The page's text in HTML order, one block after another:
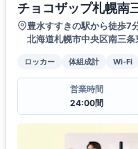
チョコザップ札幌南
豊水すすきの駅から徒歩7
北海道札幌市中央区南三
ロッカー 体組成計 Wi-Fi
営業時間
24:00間